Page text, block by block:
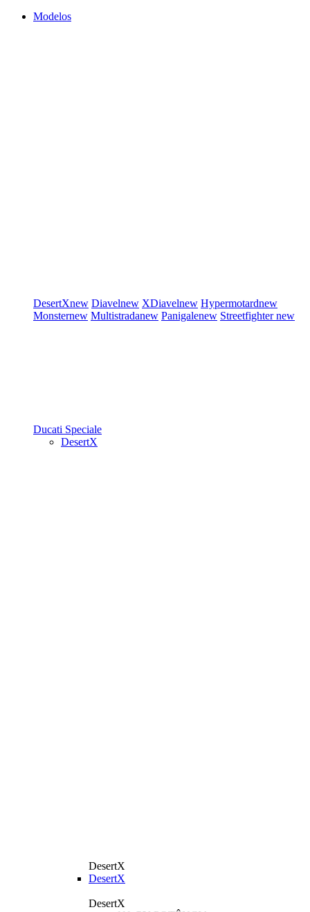
Modelos
DesertXnew Diavelnew XDiavelnew Hypermotardnew
Monsternew Multistradanew Panigalenew Streetfighternew
Ducati Speciale
DesertX
DesertX
DesertX
DesertX